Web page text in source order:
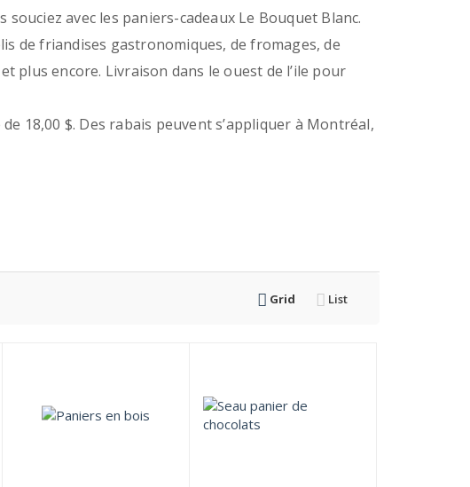
avec les paniers-cadeaux Le Bouquet Blanc.
de friandises gastronomiques, de fromages, de
plus encore. Livraison dans le ouest de l’ile pour
18,00 $. Des rabais peuvent s’appliquer à Montréal,
Grid List